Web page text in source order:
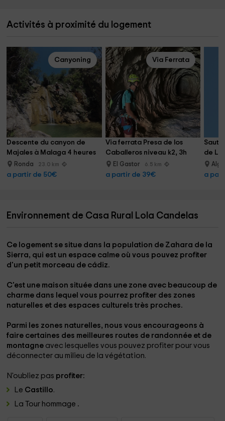
Activités à proximité du logement
Canyoning
Descente du canyon de
Majales à Malaga 4 heures
Ronda 23.0 km
a partir de 50€
Via Ferrata
Via ferrata Presa de los
Caballeros niveau k2, 3h
El Gastor 6.5 km
a partir de 39€
Saut
de
a
Environnement de Casa Rural Lola Candelas
Ce logement se situe dans la population de Zahara de la
Sierra, qui est un espace calme où vous pouvez profiter
d'un petit morceau de cádiz.
C'est une maison située dans une zone avec beaucoup de
charme dans lequel vous pourrez profiter des zones
naturelles et des espaces culturels très proches.
Parmi les zones naturelles, nous vous encourageons à
faire certaines des meilleures routes de randonnée et de
montagne avec lesquelles vous pouvez profiter pour vous
déconnecter au milieu de la végétation.
N'oubliez pas profiter:
Le Castillo.
La Tour hommage .